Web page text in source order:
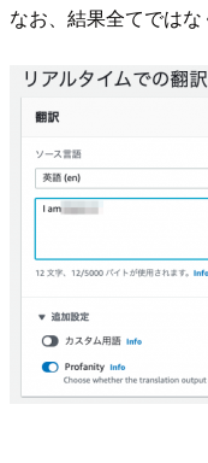
なお、結果全てではな